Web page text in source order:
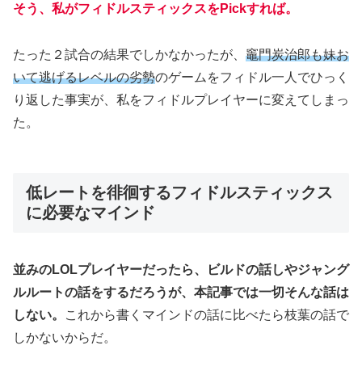
そう、私がフィドルスティックスをPickすれば。
たった２試合の結果でしかなかったが、 竈門炭治郎も妹お
いて逃げるレベルの劣勢のゲームをフィドル一人でひっく
り返した事実が、私をフィドルプレイヤーに変えてしまっ
た。
低レートを徘徊するフィドルスティックス
に必要なマインド
並みのLOLプレイヤーだったら、ビルドの話しやジャング
ルルートの話をするだろうが、本記事では一切そんな話は
しない。
これから書くマインドの話に比べたら枝葉の話で
しかないからだ。